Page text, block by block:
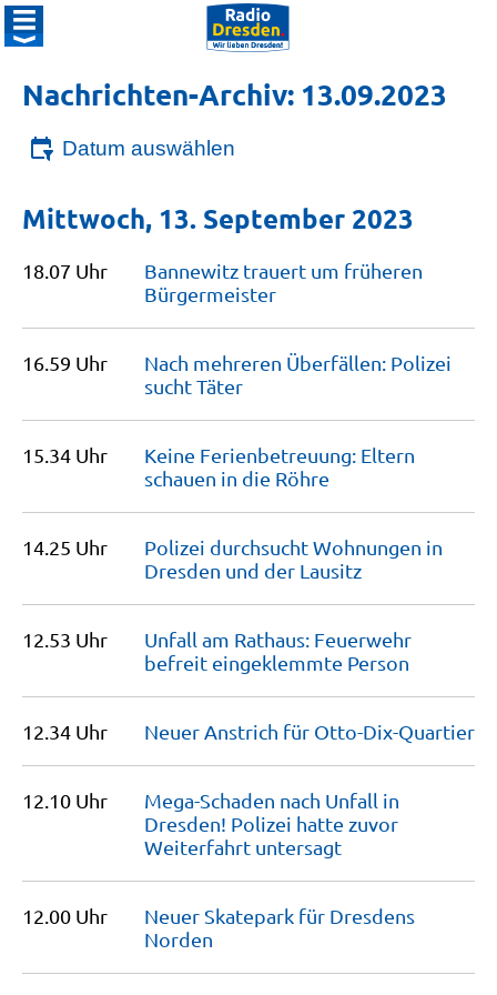
Nachrichten-Archiv: 13.09.2023
Datum auswählen
Mittwoch, 13. September 2023
18.07 Uhr
Bannewitz trauert um früheren
Bürgermeister
16.59 Uhr
Nach mehreren Überfällen: Polizei
suchtTäter
15.34 Uhr
Keine Ferienbetreuung: Eltern
schauen in die Röhre
14.25 Uhr
Polizei durchsucht Wohnungen in
Dresden und der Lausitz
12.53 Uhr
Unfall am Rathaus: Feuerwehr
befreit eingeklemmte Person
12.34 Uhr Neuer Anstrich für Otto-Dix-Quartier
12.10 Uhr
Mega-Schaden nach Unfall in
Dresden! Polizei hatte zuvor
Weiterfahrt untersagt
12.00 Uhr
Neuer Skatepark für Dresdens
Norden